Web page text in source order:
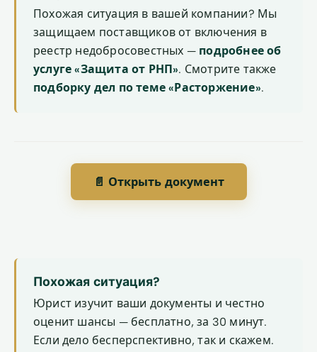
Похожая ситуация в вашей компании? Мы
защищаем поставщиков от включения в
реестр недобросовестных — подробнее об
услуге «Защита от РНП». Смотрите также
подборку дел по теме «Расторжение».
📄 Открыть документ
Похожая ситуация?
Юрист изучит ваши документы и честно
оценит шансы — бесплатно, за 30 минут.
Если дело бесперспективно, так и скажем.